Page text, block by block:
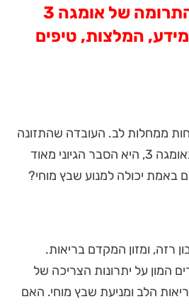
שבץ מוחי? מה התרומה של אומגה 3
המלצות, טיפים
ממחלות לב. העובדה שהתזונה
שלהם עשירה בדגים ובאומגה 3, היא הסבר הגיוני מאוד
באמת יכולה למנוע שבץ מוחי?
רזה, ומזון המקדם בריאות.
המון על יתרונות הצריכה של
על בריאות הלב ומניעת שבץ מוחי. האם